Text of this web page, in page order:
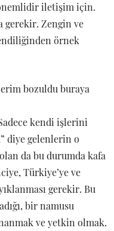
iletişim için.
gerekir. Zengin ve
örnek
bozuldu buraya
kendi işlerini
diye gelenlerin o
da bu durumda kafa
Türkiye’ye ve
gerekir. Bu
bir namusu
ve yetkin olmak.